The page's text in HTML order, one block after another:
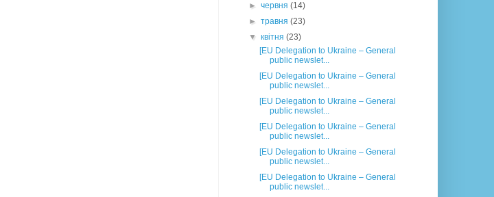
►червня(14)
►травня(23)
▼квітня(23)
[EU Delegation to Ukraine – General
public newslet...
[EU Delegation to Ukraine – General
public newslet...
[EU Delegation to Ukraine – General
public newslet...
[EU Delegation to Ukraine – General
public newslet...
[EU Delegation to Ukraine – General
public newslet...
[EU Delegation to Ukraine – General
public newslet...